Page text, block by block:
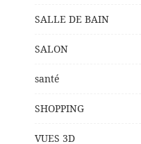
SALLE DE BAIN
SALON
santé
SHOPPING
VUES 3D